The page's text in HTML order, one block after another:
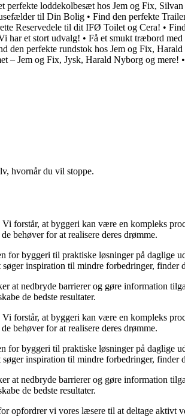
perfekte loddekolbesæt hos Jem og Fix,
til Din Bolig • Find den perfekte
Reservedele til dit IFØ Toilet og Cera! •
har et stort udvalg! • Få et smukt træbord
den perfekte rundstok hos Jem og Fix,
– Jem og Fix, Jysk, Harald Nyborg og mere! •
hvornår du vil stoppe.
forstår, at byggeri kan være en kompleks
behøver for at realisere deres drømme.
byggeri til praktiske løsninger på daglige
inspiration til mindre forbedringer, finder
at nedbryde barrierer og gøre information
de bedste resultater.
forstår, at byggeri kan være en kompleks
behøver for at realisere deres drømme.
byggeri til praktiske løsninger på daglige
inspiration til mindre forbedringer, finder
at nedbryde barrierer og gøre information
de bedste resultater.
vi vores læsere til at deltage aktivt